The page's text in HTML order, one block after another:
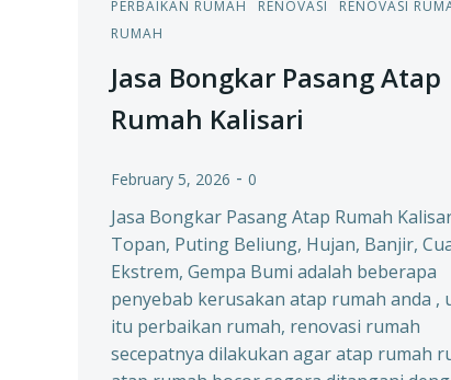
PERBAIKAN RUMAH RENOVASI
RENOVASI
RUMAH
Jasa Bongkar Pasang Atap
Rumah Kalisari
February 5, 2026 - 0
Jasa Bongkar Pasang Atap Rumah
Topan, Puting Beliung, Hujan, Banjir,
Ekstrem, Gempa Bumi adalah beberapa
penyebab kerusakan atap rumah anda ,
itu perbaikan rumah, renovasi rumah
secepatnya dilakukan agar atap rumah